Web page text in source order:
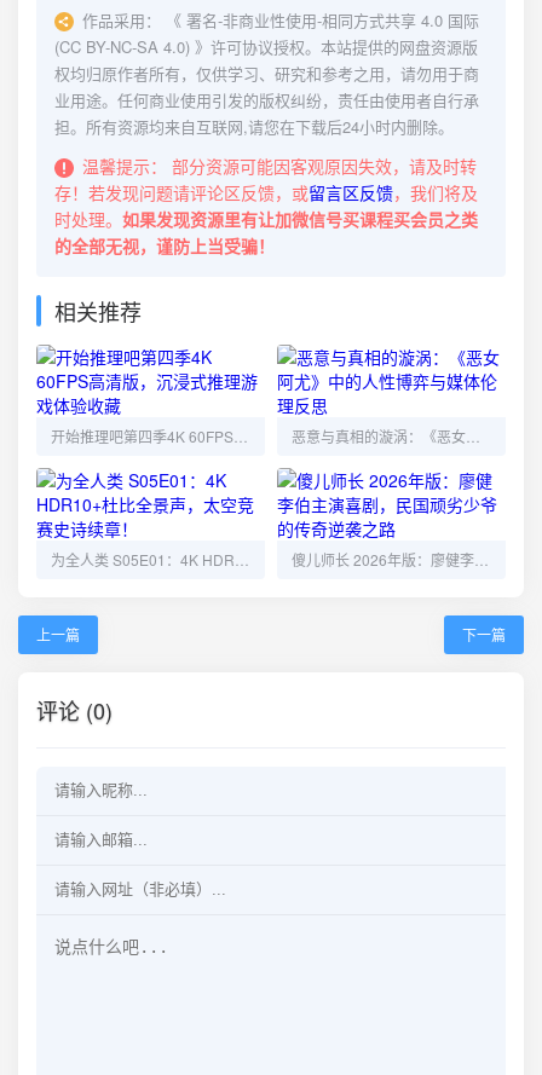
作品采用：
《 署名-非商业性使用-相同方式共享 4.0 国际
(CC BY-NC-SA 4.0) 》许可协议授权。本站提供的网盘资源版
权均归原作者所有，仅供学习、研究和参考之用，请勿用于商
业用途。任何商业使用引发的版权纠纷，责任由使用者自行承
担。所有资源均来自互联网,请您在下载后24小时内删除。
温馨提示：
部分资源可能因客观原因失效，请及时转
存！若发现问题请评论区反馈，或留言区反馈，我们将及
时处理。 如果发现资源里有让加微信号买课程买会员之类
的全部无视，谨防上当受骗！
相关推荐
上一篇 下一篇
评论 (0)